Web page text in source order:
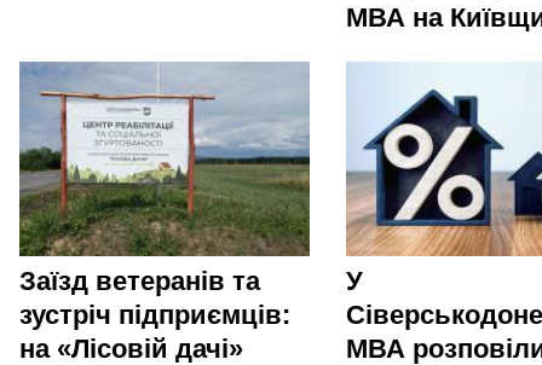
МВА на
Заїзд ветеранів та
зустріч підприємців:
на «Лісовій дачі»
У
МВА